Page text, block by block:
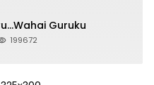
Guruku
199672